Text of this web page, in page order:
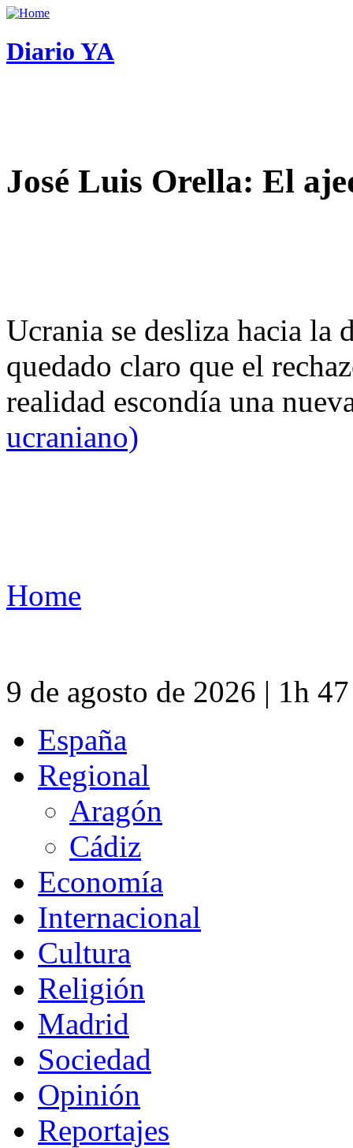
Diario YA
José Luis Orella: El
Ucrania se desliza hacia
quedado claro que el
realidad escondía una
ucraniano)
Home
9 de agosto de 2026 | 1h
España
Regional
Aragón
Cádiz
Economía
Internacional
Cultura
Religión
Madrid
Sociedad
Opinión
Reportajes